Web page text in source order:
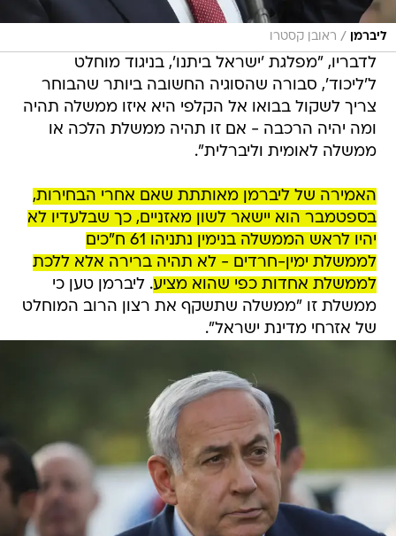
ליברמן / ראובן קסטרו
לדבריו, "מפלגת 'ישראל ביתנו', בניגוד מוחלט
ל'ליכוד', סבורה שהסוגיה החשובה ביותר שהבוחר
צריך לשקול בבואו אל הקלפי היא איזו ממשלה תהיה
ומה יהיה הרכבה - אם זו תהיה ממשלת הלכה או
ממשלה לאומית וליברלית".
האמירה של ליברמן מאותתת שאם אחרי הבחירות,
בספטמבר הוא יישאר לשון מאזניים, כך שבלעדיו לא
יהיו לראש הממשלה בנימין נתניהו 61 ח"כים
לממשלת ימין-חרדים - לא תהיה ברירה אלא ללכת
לממשלת אחדות כפי שהוא מציע. ליברמן טען כי
ממשלת זו "ממשלה שתשקף את רצון הרוב המוחלט
של אזרחי מדינת ישראל".